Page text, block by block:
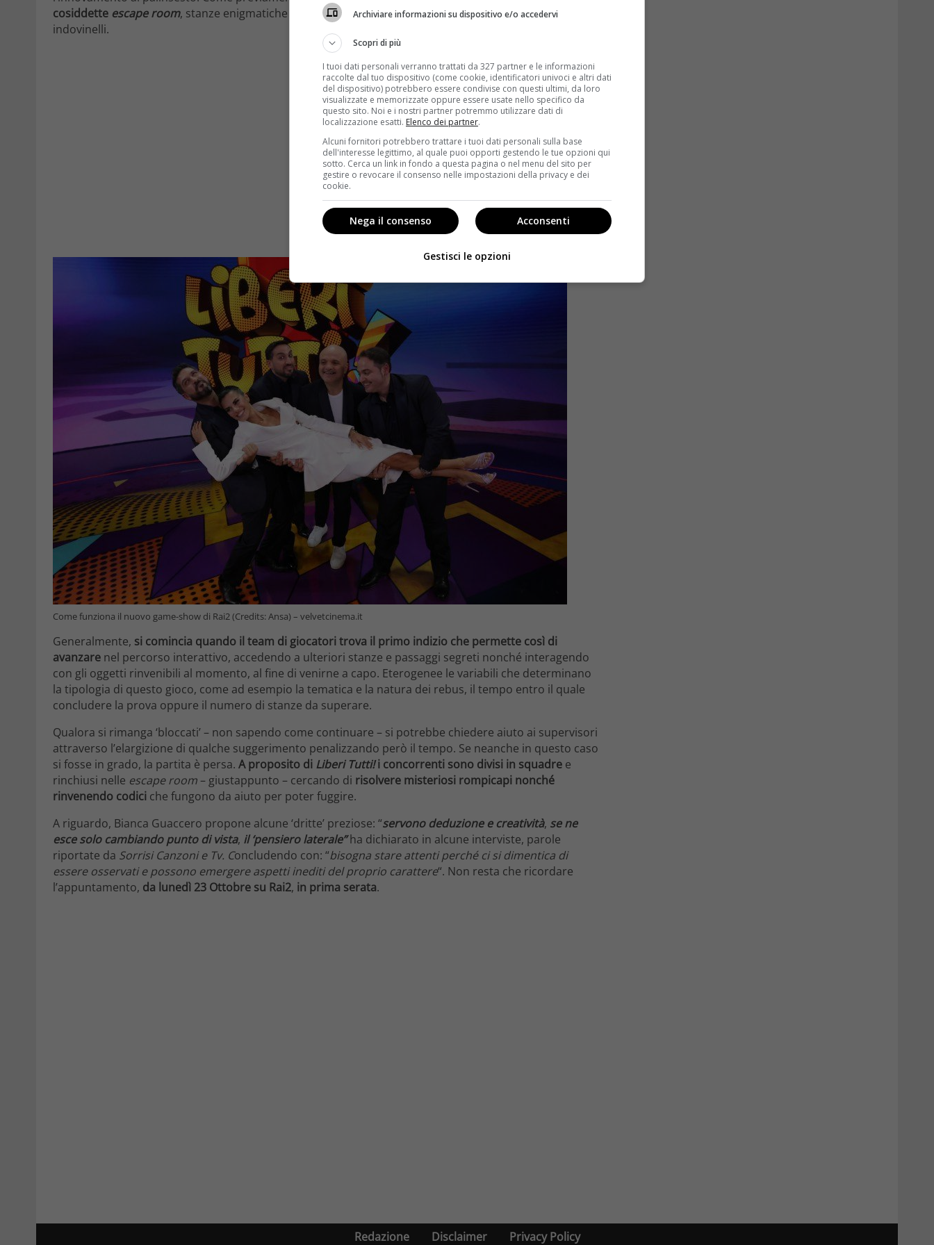
cosiddette escape room, stanze enigmatiche da cui bisogna trovare l’uscita attraverso la risoluzione di
indovinelli.
Come funziona il nuovo game-show di Rai2 (Credits: Ansa) – velvetcinema.it
Generalmente, si comincia quando il team di giocatori trova il primo indizio che permette così di
avanzare nel percorso interattivo, accedendo a ulteriori stanze e passaggi segreti nonché interagendo
con gli oggetti rinvenibili al momento, al fine di venirne a capo. Eterogenee le variabili che determinano
la tipologia di questo gioco, come ad esempio la tematica e la natura dei rebus, il tempo entro il quale
concludere la prova oppure il numero di stanze da superare.
Qualora si rimanga ‘bloccati’ – non sapendo come continuare – si potrebbe chiedere aiuto ai supervisori
attraverso l’elargizione di qualche suggerimento penalizzando però il tempo. Se neanche in questo caso
si fosse in grado, la partita è persa. A proposito di Liberi Tutti!i concorrenti sono divisi in squadre e
rinchiusi nelle escape room– giustappunto – cercando di risolvere misteriosi rompicapi nonché
rinvenendo codici che fungono da aiuto per poter fuggire.
A riguardo, Bianca Guaccero propone alcune ‘dritte’ preziose: “servono deduzione e creatività, se ne
esce solo cambiando punto di vista, il ‘pensiero laterale”ha dichiarato in alcune interviste, parole
riportate da Sorrisi Canzoni e Tv. Concludendo con: “bisogna stare attenti perché ci si dimentica di
essere osservati e possono emergere aspetti inediti del proprio carattere“. Non resta che ricordare
l’appuntamento, da lunedì 23 Ottobre su Rai2, in prima serata.
Redazione Disclaimer Privacy Policy
Archiviare informazioni su dispositivo e/o accedervi
Scopri di più
I tuoi dati personali verranno trattati da 327 partner e le informazioni
raccolte dal tuo dispositivo (come cookie, identificatori univoci e altri dati
del dispositivo) potrebbero essere condivise con questi ultimi, da loro
visualizzate e memorizzate oppure essere usate nello specifico da
questo sito. Noi e i nostri partner potremmo utilizzare dati di
localizzazione esatti. Elenco dei partner.
Alcuni fornitori potrebbero trattare i tuoi dati personali sulla base
dell'interesse legittimo, al quale puoi opporti gestendo le tue opzioni qui
sotto. Cerca un link in fondo a questa pagina o nel menu del sito per
gestire o revocare il consenso nelle impostazioni della privacy e dei
cookie.
Acconsenti
Nega il consenso
Gestisci le opzioni